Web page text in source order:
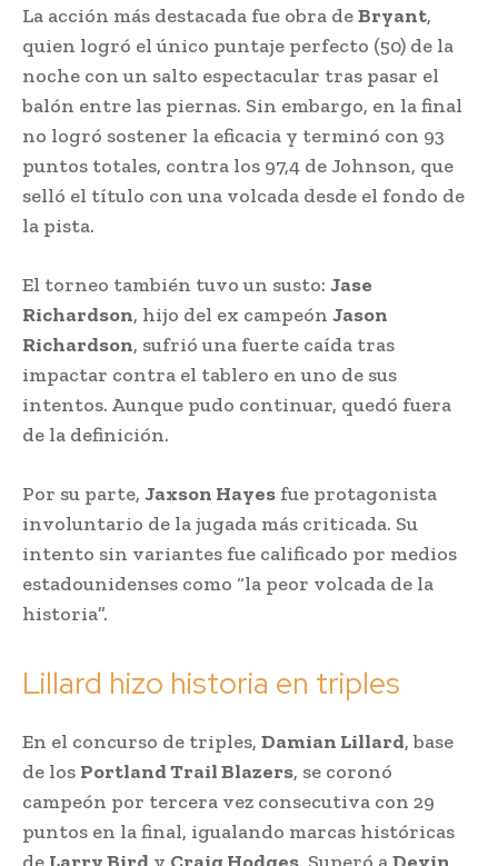
La acción más destacada fue obra deBryant,
quien logró el único puntaje perfecto (50) de la
noche con un salto espectacular tras pasar el
balón entre las piernas. Sin embargo, en la final
no logró sostener la eficacia y terminó con 93
puntos totales, contra los 97,4 de Johnson, que
selló el título con una volcada desde el fondo de
la pista.
El torneo también tuvo un susto: Jase
Richardson, hijo del ex campeón Jason
Richardson, sufrió una fuerte caída tras
impactar contra el tablero en uno de sus
intentos. Aunque pudo continuar, quedó fuera
de la definición.
Por su parte, Jaxson Hayes fue protagonista
involuntario de la jugada más criticada. Su
intento sin variantes fue calificado por medios
estadounidenses como “la peor volcada de la
historia”.
Lillard hizo historia en triples
En el concurso de triples, Damian Lillard, base
de los Portland Trail Blazers, se coronó
campeón por tercera vez consecutiva con 29
puntos en la final, igualando marcas históricas